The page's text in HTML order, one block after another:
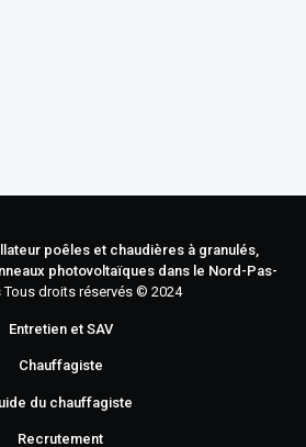
poêles et chaudières à granulés,
photovoltaïques dans le Nord-Pas-
Tous droits réservés © 2024
Entretien et SAV
Chauffagiste
du chauffagiste
Recrutement